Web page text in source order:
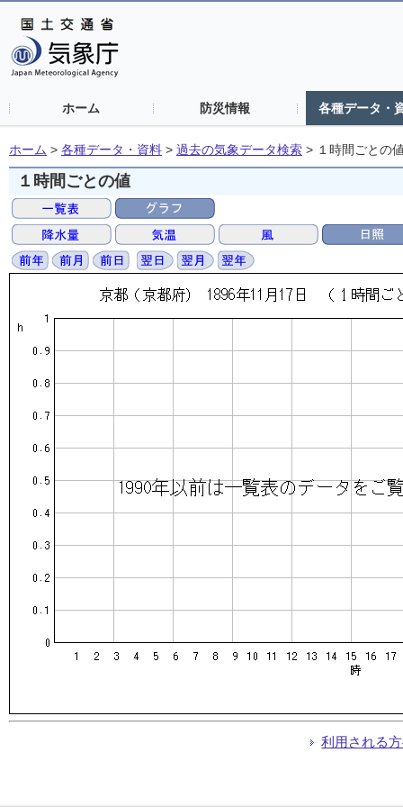
ホーム 防災情報 各種データ・
ホーム > 各種データ・資料 > 過去の気象データ検索 > １時間ごとの
１時間ごとの値
利用される